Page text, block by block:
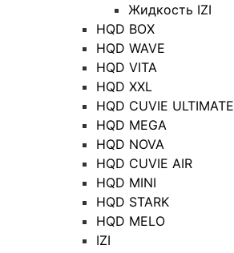
Жидкость IZI
HQD BOX
HQD WAVE
HQD VITA
HQD XXL
HQD CUVIE ULTIMATE
HQD MEGA
HQD NOVA
HQD CUVIE AIR
HQD MINI
HQD STARK
HQD MELO
IZI